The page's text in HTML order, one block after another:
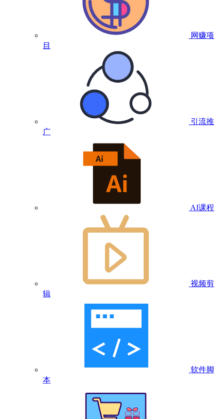
网赚项
目
引流推
广
AI课程
视频剪
辑
软件脚
本